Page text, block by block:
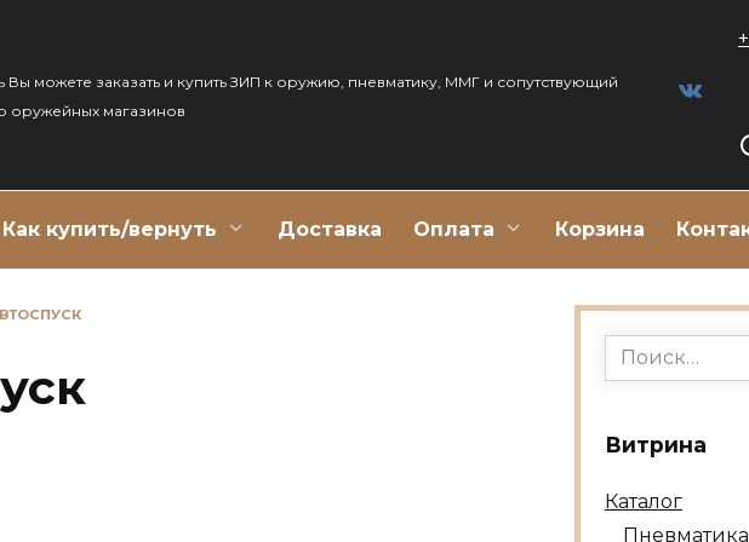
Вы можете заказать и купить ЗИП к оружию, пневматику, ММГ и сопутствующий
оружейных магазинов
Как купить/вернуть Доставка Оплата Корзина
Search
for:
Витрина
Каталог
Пневматика